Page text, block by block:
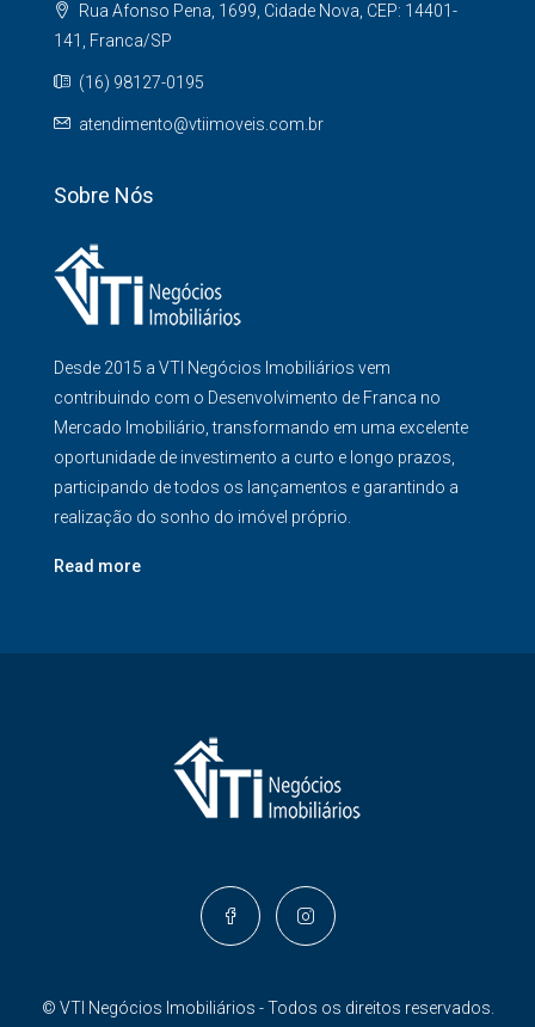
Rua Afonso Pena, 1699, Cidade Nova, CEP: 14401-
141, Franca/SP
(16) 98127-0195
atendimento@vtiimoveis.com.br
Sobre Nós
Desde 2015 a VTI Negócios Imobiliários vem
contribuindo com o Desenvolvimento de Franca no
Mercado Imobiliário, transformando em uma excelente
oportunidade de investimento a curto e longo prazos,
participando de todos os lançamentos e garantindo a
realização do sonho do imóvel próprio.
Read more
© VTI Negócios Imobiliários - Todos os direitos reservados.